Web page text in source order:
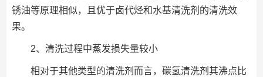
锈油等原理相似，且优于卤代烃和水基清洗剂的清洗效
果。
2、清洗过程中蒸发损失量较小
相对于其他类型的清洗剂而言，碳氢清洗剂其沸点比